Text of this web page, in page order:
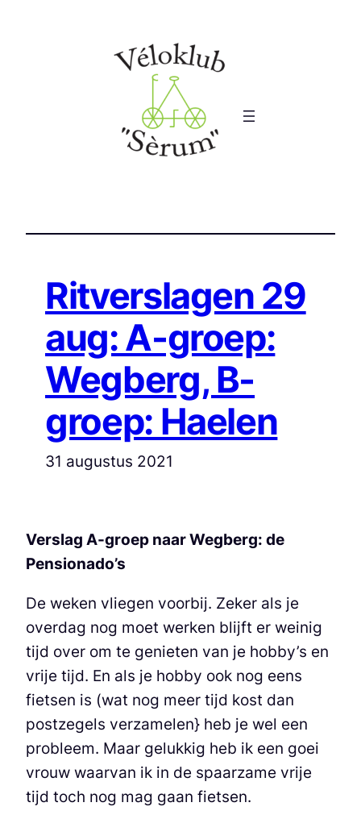
Ritverslagen 29
aug: A-groep:
Wegberg, B-
groep: Haelen
31 augustus 2021
Verslag A-groep naar Wegberg: de
Pensionado’s
De weken vliegen voorbij. Zeker als je
overdag nog moet werken blijft er weinig
tijd over om te genieten van je hobby’s en
vrije tijd. En als je hobby ook nog eens
fietsen is (wat nog meer tijd kost dan
postzegels verzamelen} heb je wel een
probleem. Maar gelukkig heb ik een goei
vrouw waarvan ik in de spaarzame vrije
tijd toch nog mag gaan fietsen.